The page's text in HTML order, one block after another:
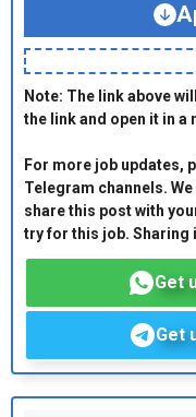
Note: The link above
the link and open it in a
For more job updates,
Telegram channels.
share this post with
try for this job. Sharing
Get
Get